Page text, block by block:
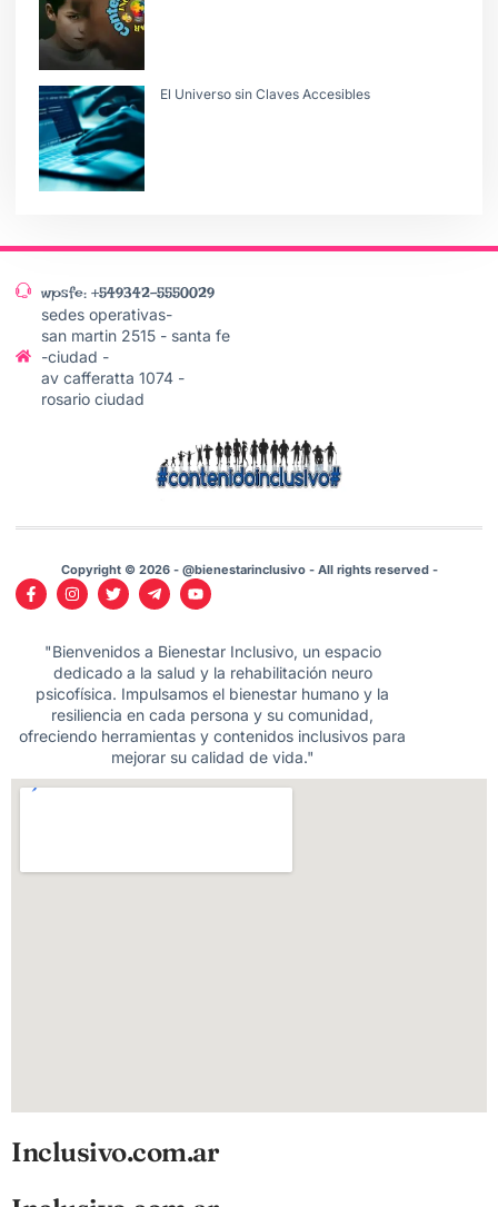
El Universo sin Claves Accesibles
wpsfe: +549342-5550029
sedes operativas-
san martin 2515 - santa fe
-ciudad -
av cafferatta 1074 -
rosario ciudad
Copyright © 2026 - @bienestarinclusivo - All rights reserved -
"Bienvenidos a Bienestar Inclusivo, un espacio
dedicado a la salud y la rehabilitación neuro
psicofísica. Impulsamos el bienestar humano y la
resiliencia en cada persona y su comunidad,
ofreciendo herramientas y contenidos inclusivos para
mejorar su calidad de vida."
Inclusivo.com.ar